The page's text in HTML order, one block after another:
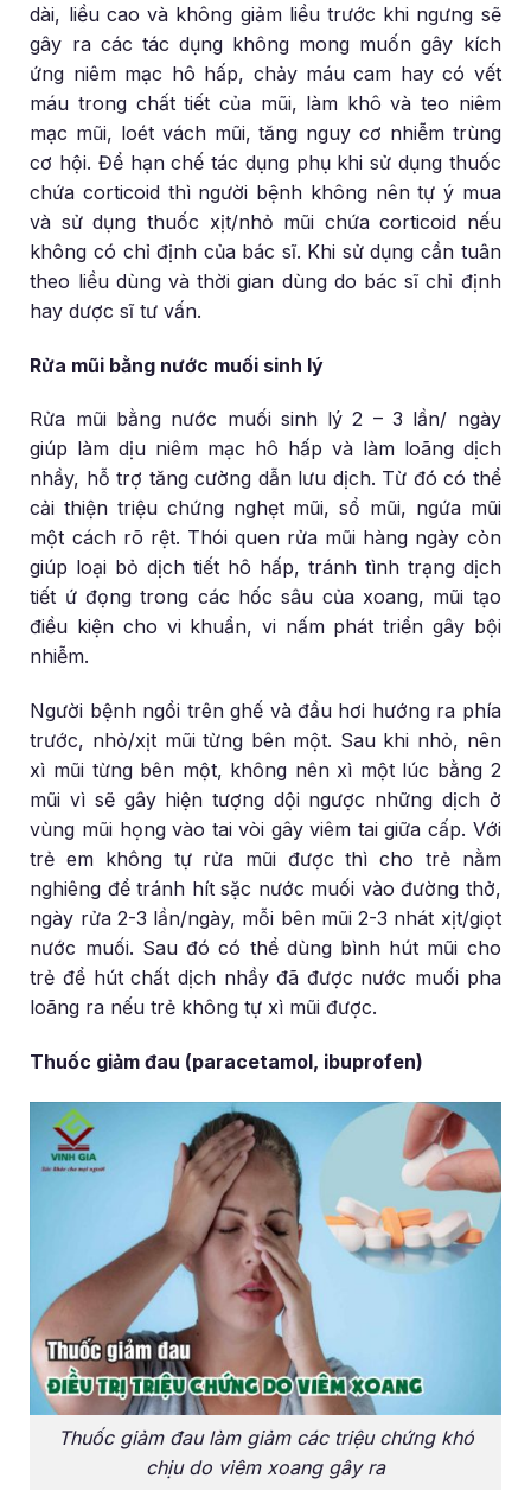
dài, liều cao và không giảm liều trước khi ngưng sẽ
gây ra các tác dụng không mong muốn gây kích
ứng niêm mạc hô hấp, chảy máu cam hay có vết
máu trong chất tiết của mũi, làm khô và teo niêm
mạc mũi, loét vách mũi, tăng nguy cơ nhiễm trùng
cơ hội. Để hạn chế tác dụng phụ khi sử dụng thuốc
chứa corticoid thì người bệnh không nên tự ý mua
và sử dụng thuốc xịt/nhỏ mũi chứa corticoid nếu
không có chỉ định của bác sĩ. Khi sử dụng cần tuân
theo liều dùng và thời gian dùng do bác sĩ chỉ định
hay dược sĩ tư vấn.
Rửa mũi bằng nước muối sinh lý
Rửa mũi bằng nước muối sinh lý 2 – 3 lần/ ngày
giúp làm dịu niêm mạc hô hấp và làm loãng dịch
nhầy, hỗ trợ tăng cường dẫn lưu dịch. Từ đó có thể
cải thiện triệu chứng nghẹt mũi, sổ mũi, ngứa mũi
một cách rõ rệt. Thói quen rửa mũi hàng ngày còn
giúp loại bỏ dịch tiết hô hấp, tránh tình trạng dịch
tiết ứ đọng trong các hốc sâu của xoang, mũi tạo
điều kiện cho vi khuẩn, vi nấm phát triển gây bội
nhiễm.
Người bệnh ngồi trên ghế và đầu hơi hướng ra phía
trước, nhỏ/xịt mũi từng bên một. Sau khi nhỏ, nên
xì mũi từng bên một, không nên xì một lúc bằng 2
mũi vì sẽ gây hiện tượng dội ngược những dịch ở
vùng mũi họng vào tai vòi gây viêm tai giữa cấp. Với
trẻ em không tự rửa mũi được thì cho trẻ nằm
nghiêng để tránh hít sặc nước muối vào đường thở,
ngày rửa 2-3 lần/ngày, mỗi bên mũi 2-3 nhát xịt/giọt
nước muối. Sau đó có thể dùng bình hút mũi cho
trẻ để hút chất dịch nhầy đã được nước muối pha
loãng ra nếu trẻ không tự xì mũi được.
Thuốc giảm đau (paracetamol, ibuprofen)
Thuốc giảm đau làm giảm các triệu chứng khó
chịu do viêm xoang gây ra